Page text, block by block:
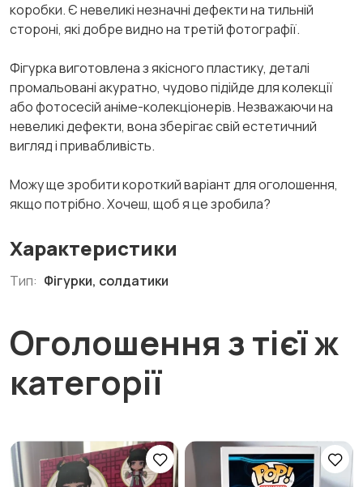
коробки. Є невеликі незначні дефекти на тильній
стороні, які добре видно на третій фотографії.
Фігурка виготовлена з якісного пластику, деталі
промальовані акуратно, чудово підійде для колекції
або фотосесій аніме-колекціонерів. Незважаючи на
невеликі дефекти, вона зберігає свій естетичний
вигляд і привабливість.
Можу ще зробити короткий варіант для оголошення,
якщо потрібно. Хочеш, щоб я це зробила?
Характеристики
Тип: Фігурки, солдатики
Оголошення з тієї ж
категорії